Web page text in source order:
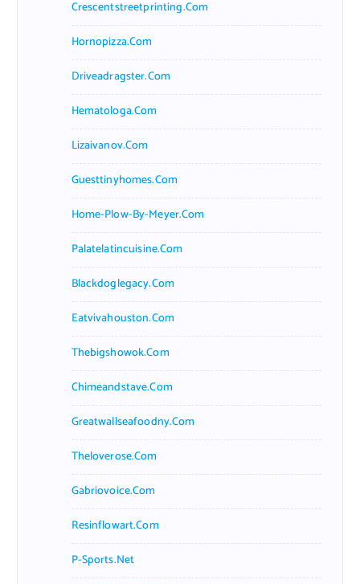
Crescentstreetprinting.com
Hornopizza.com
Driveadragster.com
Hematologa.com
Lizaivanov.com
Guesttinyhomes.com
Home-Plow-By-Meyer.com
Palatelatincuisine.com
Blackdoglegacy.com
Eatvivahouston.com
Thebigshowok.com
Chimeandstave.com
Greatwallseafoodny.com
Theloverose.com
Gabriovoice.com
Resinflowart.com
P-Sports.net